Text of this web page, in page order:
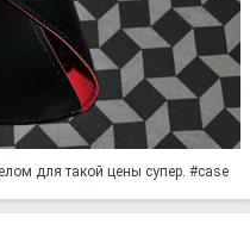
для такой цены супер. #case